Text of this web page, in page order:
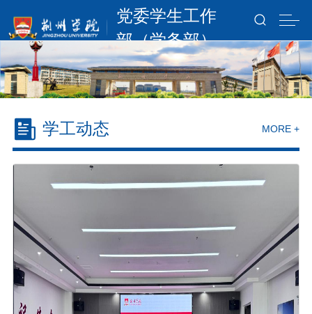
党委学生工作
部（学务部）
学工动态 MORE +